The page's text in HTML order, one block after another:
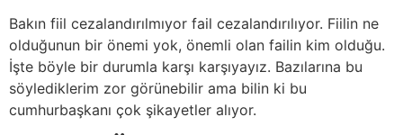
Bakın fiil cezalandırılmıyor fail cezalandırılıyor. Fiilin ne
olduğunun bir önemi yok, önemli olan failin kim olduğu.
İşte böyle bir durumla karşı karşıyayız. Bazılarına bu
söylediklerim zor görünebilir ama bilin ki bu
cumhurbaşkanı çok şikayetler alıyor.